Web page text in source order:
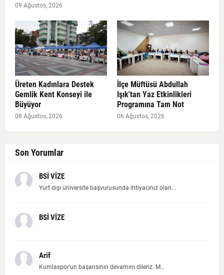
09 Ağustos, 2026
Üreten Kadınlara Destek
Gemlik Kent Konseyi ile
Büyüyor
08 Ağustos, 2026
İlçe Müftüsü Abdullah
Işık'tan Yaz Etkinlikleri
Programına Tam Not
06 Ağustos, 2026
Son Yorumlar
BSİ VİZE
Yurt dışı üniversite başvurusunda ihtiyacınız olan...
BSİ VİZE
Arif
Kumlaspor'un başarısının devamını dileriz. M...